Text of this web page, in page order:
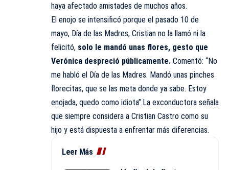
haya afectado amistades de muchos años.
El enojo se intensificó porque el pasado 10 de
mayo, Día de las Madres, Cristian no la llamó ni la
felicitó, solo le mandó unas flores, gesto que
Verónica despreció públicamente. Comentó: “No
me habló el Día de las Madres. Mandó unas pinches
florecitas, que se las meta donde ya sabe. Estoy
enojada, quedo como idiota”.La exconductora señala
que siempre considera a Cristian Castro como su
hijo y está dispuesta a enfrentar más diferencias.
Leer Más